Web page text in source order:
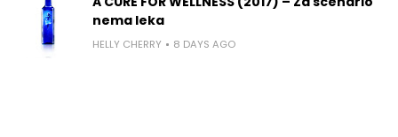
nema leka
HELLY CHERRY 8 DAYS AGO